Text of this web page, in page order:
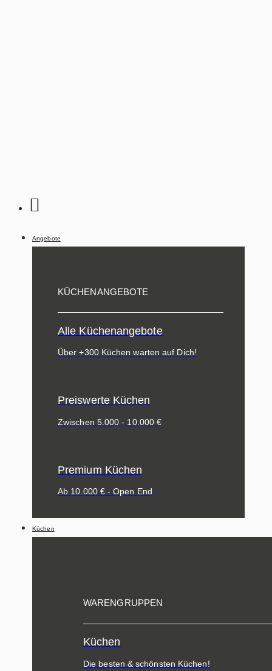
Angebote
KÜCHENANGEBOTE
Alle Küchenangebote
Über +300 Küchen warten auf Dich!
Preiswerte Küchen
Zwischen 5.000 - 10.000 €
Premium Küchen
Ab 10.000 € - Open End
Küchen
WARENGRUPPEN
Küchen
Die besten & schönsten Küchen!